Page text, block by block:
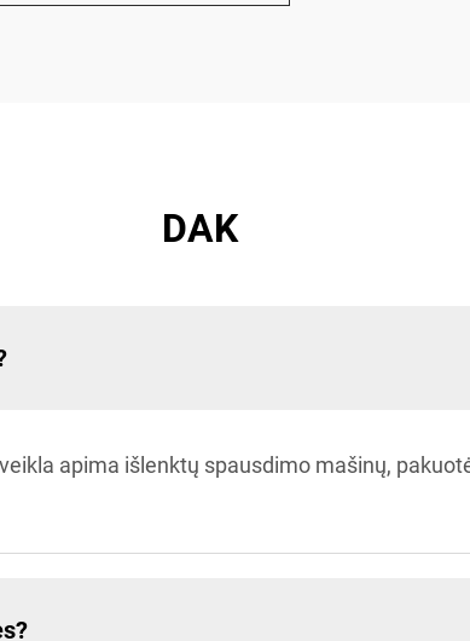
DAK
apima išlenktų spausdimo mašinų,